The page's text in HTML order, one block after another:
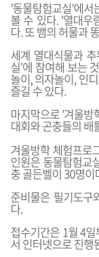
'동물탐험교실'에서
볼 수 있다. '열대우
다. 또 뱀의 허물과
세계 열대식물과
실'에 참여해 보는
놀이, 의자놀이, 인
즐길 수 있다.
마지막으로 '겨울방
대회와 곤충들의 배
겨울방학 체험프로
인원은 동물탐험교
충 골든벨이 30명이
준비물은 필기도구
다.
접수기간은 1월 4
서 인터넷으로 진행